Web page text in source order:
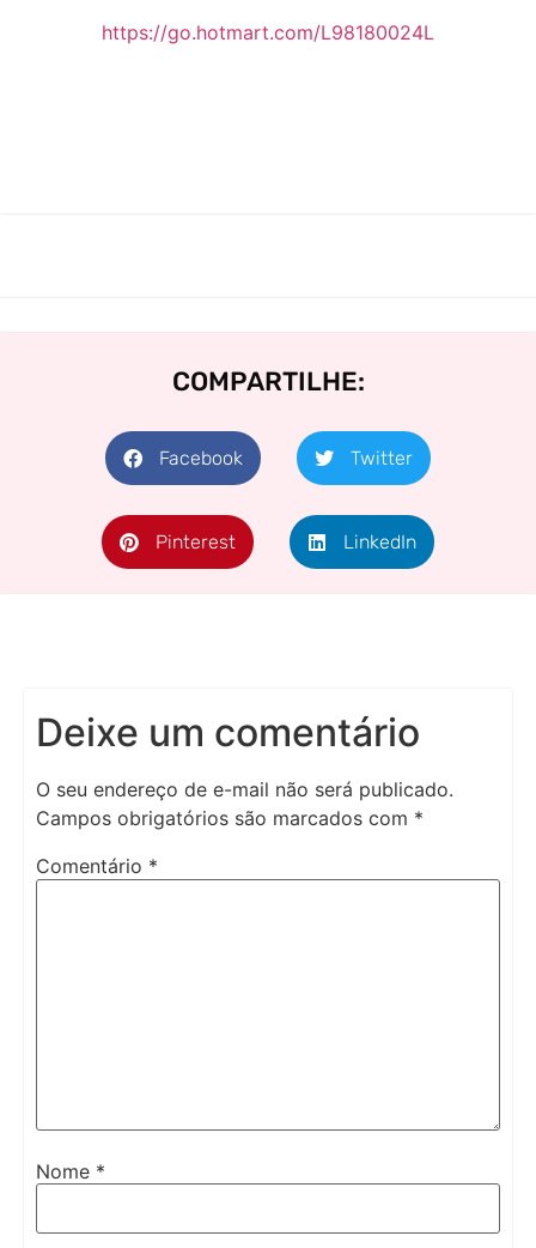
https://go.hotmart.com/L98180024L
COMPARTILHE:
Facebook Twitter
Pinterest LinkedIn
Deixe um comentário
O seu endereço de e-mail não será publicado.
Campos obrigatórios são marcados com *
Comentário *
Nome *